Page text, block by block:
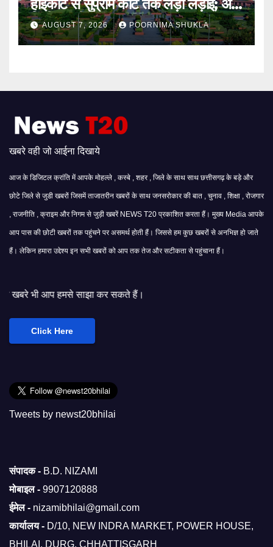
हाईकोर्ट से सुप्रीम कोर्ट तक लड़ी लड़ाई; अब
मिली बहाली…
AUGUST 7, 2026 POORNIMA SHUKLA
खबरे वही जो आईना दिखाये
आज के डिजिटल क्रांति में आपके मोहल्ले , कस्बे , शहर , जिले के साथ साथ छत्तीसगढ़ के बड़े और
छोटे जिले से जुडी खबरों जिसमें ताजातरीन खबरों के साथ जनसरोकार की बात , चुनाव , शिक्षा , रोजगार
, राजनीति , क्राइम और निगम से जुड़ी खबरें NEWS T20 प्रकाशित करता हैं। मुख्य Media आपके
आप पास की छोटी खबरों तक पहुंचने पर असमर्थ होती हैं। जिससे हम कुछ खबरों से अनभिज्ञ हो जाते
हैं। लेकिन हमारा उद्देश्य इन सभी खबरों को आप तक तेज और सटीकता से पहुंचाना हैं।
साझा कर सकते हैं।
Click Here
Tweets by newst20bhilai
संपादक - B.D. NIZAMI
मोबाइल - 9907120888
ईमेल - nizamibhilai@gmail.com
कार्यालय - D/10, NEW INDRA MARKET, POWER HOUSE,
BHILAI, DURG, CHHATTISGARH